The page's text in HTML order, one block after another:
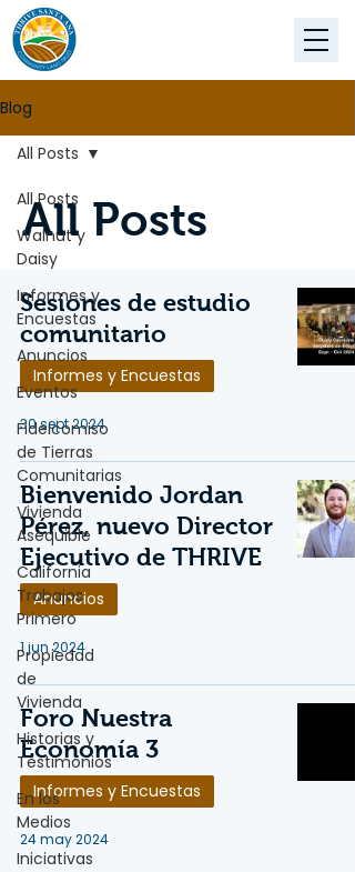
Blog
All Posts
Walnut y
Daisy
Informes y
Encuestas
Anuncios
Eventos
Fideicomiso
de Tierras
Comunitarias
Vivienda
Asequible
California
Trabajos
Primero
Propiedad
de
Vivienda
Historias y
Testimonios
En los
Medios
Iniciativas
All Posts
All Posts
Sesiones de estudio
comunitario
Informes y Encuestas
30 sept 2024
Bienvenido Jordan
Pérez, nuevo Director
Ejecutivo de THRIVE
Anuncios
1 jun 2024
Foro Nuestra
Economía 3
Informes y Encuestas
24 may 2024